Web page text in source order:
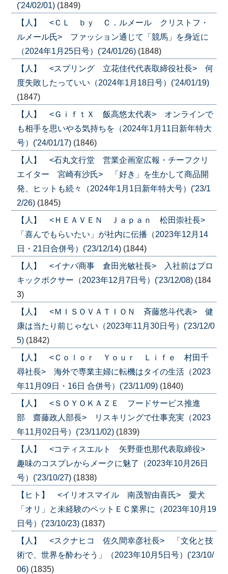
('24/02/01) (1849)
【人】 <ＣＬ ｂｙ Ｃ．ルメール クリストフ・
ルメール氏> ファッション通じて「競馬」を身近に
（2024年1月25日号）('24/01/26) (1848)
【人】 <スプリング 立花佳代代表取締役社長> 何
度失敗したっていい（2024年1月18日号）('24/01/19)
(1847)
【人】 <ＧｉｆｔＸ 飯高悠太代表> オンラインで
も相手を思いやる気持ちを（2024年1月11日新年特大
号）('24/01/17) (1846)
【人】 <石丸文行堂 営業企画室広報・チーフクリ
エイター 宮崎有沙氏> 「好き」を生かして商品開
発、ヒットも続々（2024年1月1日新年特大号）('23/1
2/26) (1845)
【人】 <ＨＥＡＶＥＮ Ｊａｐａｎ 松田崇社長>
「喜んでもらいたい」が社内に伝播（2023年12月14
日・21日合併号）('23/12/14) (1844)
【人】 <イナバ商事 倉田光敏社長> 入社前はプロ
キックボクサー（2023年12月7日号）('23/12/08) (184
3)
【人】 <ＭＩＳＯＶＡＴＩＯＮ 斉藤悠斗代表> 健
康は当たり前じゃない（2023年11月30日号）('23/12/0
5) (1842)
【人】 <Ｃｏｌｏｒ Ｙｏｕｒ Ｌｉｆｅ 村田千
尋社長> 海外で専業主婦に転機はタイの生活（2023
年11月09日・16日 合併号）('23/11/09) (1840)
【人】 <ＳＯＹＯＫＡＺＥ フードサービス推進
部 齋藤政人部長> リスキリングで仕事充実（2023
年11月02日号）('23/11/02) (1839)
【人】 <コティスエルト 矢野亜也那代表取締役>
趣味のコスプレからメークに魅了（2023年10月26日
号）('23/10/27) (1838)
【ヒト】 <イリオスマイル 南茂智由喜氏> 愛犬
「オリ」と未経験のペットＥＣ業界に（2023年10月19
日号）('23/10/23) (1837)
【人】 <スクナヒコ 佐久間幸彦社長> 「文化と技
術で、世界を酔わそう」（2023年10月5日号）('23/10/
06) (1835)